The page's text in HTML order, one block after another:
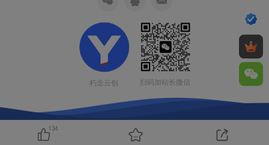
朽念云创 扫码加站长微信
134